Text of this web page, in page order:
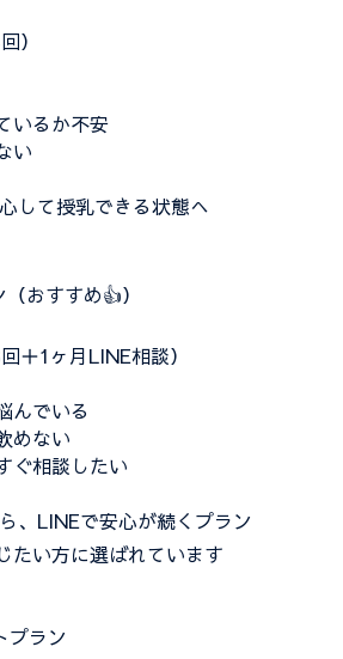
）
いるか不安
い
して授乳できる状態へ
おすすめ👍）
＋1ヶ月LINE相談）
んでいる
めない
ぐ相談したい
、LINEで安心が続くプラン
たい方に選ばれています
プラン